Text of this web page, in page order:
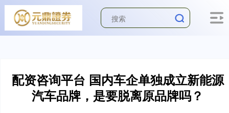
配资咨询平台 国内车企单独成立新能源
汽车品牌，是要脱离原品牌吗？